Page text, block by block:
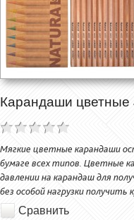
Карандаши цветные
Мягкие цветные карандаши
бумаге всех типов. Цветные
давлении на карандаш для
без особой нагрузки получить
Сравнить